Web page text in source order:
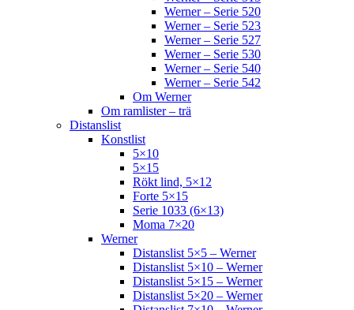
Werner – Serie 520
Werner – Serie 523
Werner – Serie 527
Werner – Serie 530
Werner – Serie 540
Werner – Serie 542
Om Werner
Om ramlister – trä
Distanslist
Konstlist
5×10
5×15
Rökt lind, 5×12
Forte 5×15
Serie 1033 (6×13)
Moma 7×20
Werner
Distanslist 5×5 – Werner
Distanslist 5×10 – Werner
Distanslist 5×15 – Werner
Distanslist 5×20 – Werner